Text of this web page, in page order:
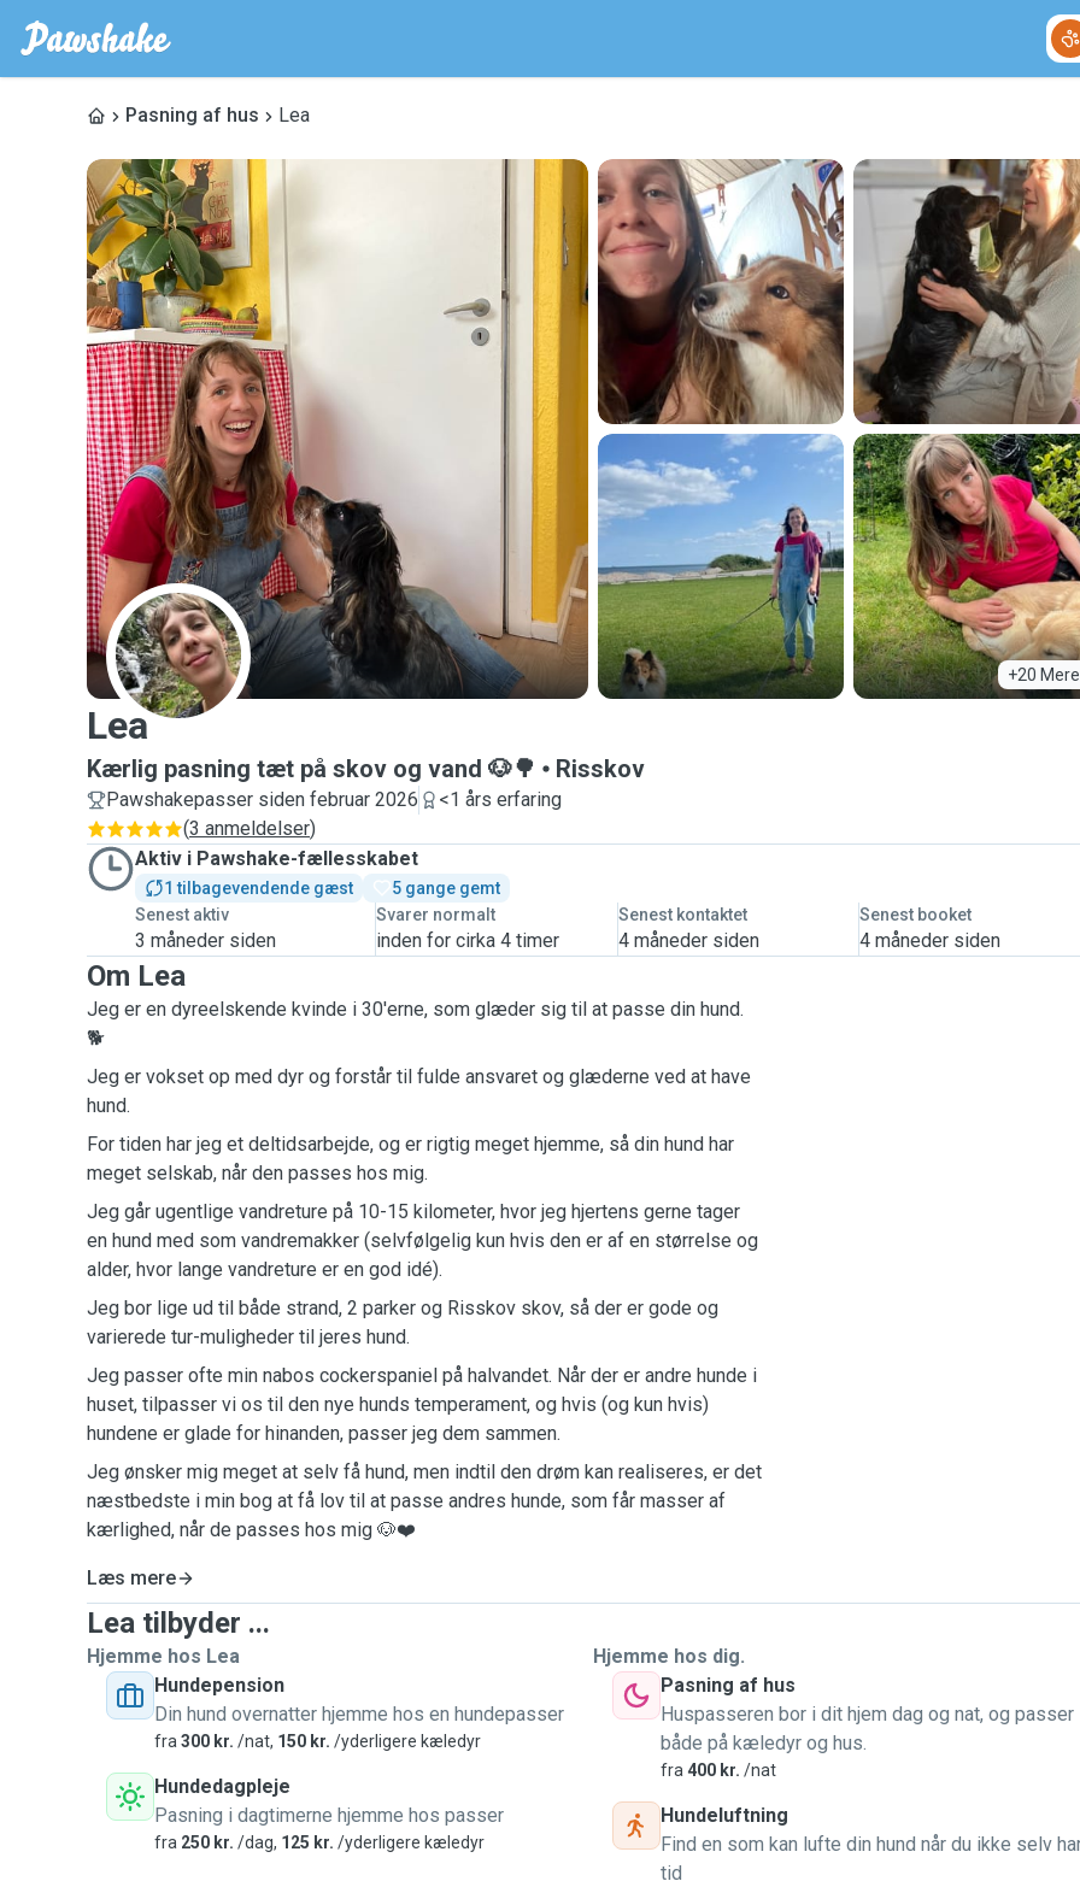
Pasning af hus Lea
+20 Mere
L
Lea
Kærlig pasning tæt på skov og vand 🐶🌳 Risskov
Pawshakepasser siden februar 2026
<1 års erfaring
(3 anmeldelser)
Aktiv i Pawshake-fællesskabet
1 tilbagevendende gæst
5 gange gemt
Senest aktiv
3 måneder siden
Svarer normalt
inden for cirka 4 timer
Senest kontaktet
4 måneder siden
Senest booket
4 måneder siden
Om Lea
Jeg er en dyreelskende kvinde i 30'erne, som glæder sig til at passe din hund.
🐕
Jeg er vokset op med dyr og forstår til fulde ansvaret og glæderne ved at have
hund.
For tiden har jeg et deltidsarbejde, og er rigtig meget hjemme, så din hund har
meget selskab, når den passes hos mig.
Jeg går ugentlige vandreture på 10-15 kilometer, hvor jeg hjertens gerne tager
en hund med som vandremakker (selvfølgelig kun hvis den er af en størrelse og
alder, hvor lange vandreture er en god idé).
Jeg bor lige ud til både strand, 2 parker og Risskov skov, så der er gode og
varierede tur-muligheder til jeres hund.
Jeg passer ofte min nabos cockerspaniel på halvandet. Når der er andre hunde i
huset, tilpasser vi os til den nye hunds temperament, og hvis (og kun hvis)
hundene er glade for hinanden, passer jeg dem sammen.
Jeg ønsker mig meget at selv få hund, men indtil den drøm kan realiseres, er det
næstbedste i min bog at få lov til at passe andres hunde, som får masser af
kærlighed, når de passes hos mig 🐶❤️
Læs mere
Lea tilbyder ...
Hjemme hos Lea
Hundepension
Din hund overnatter hjemme hos en hundepasser
fra 300 kr. /nat, 150 kr. /yderligere kæledyr
Hundedagpleje
Pasning i dagtimerne hjemme hos passer
fra 250 kr. /dag, 125 kr. /yderligere kæledyr
Hjemme hos dig.
Pasning af hus
Huspasseren bor i dit hjem dag og nat, og passer
både på kæledyr og hus.
fra 400 kr. /nat
Hundeluftning
Find en som kan lufte din hund når du ikke selv
tid